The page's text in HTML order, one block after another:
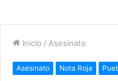
Inicio / Asesinato
Asesinato Nota Roja